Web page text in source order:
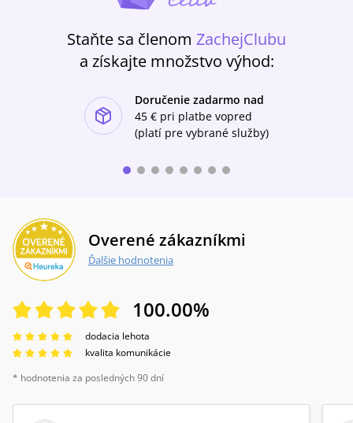
Staňte sa členom ZachejClubu
a získajte množstvo výhod:
Doručenie zadarmo nad
45 € pri platbe vopred
(platí pre vybrané služby)
Overené zákazníkmi
Ďalšie hodnotenia
100.00%
dodacia lehota
kvalita komunikácie
* hodnotenia za posledných 90 dní